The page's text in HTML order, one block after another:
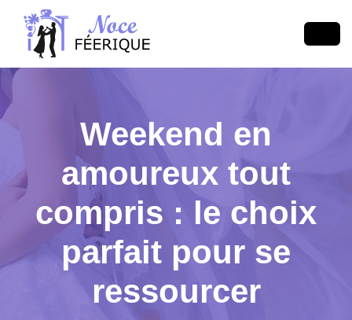
Weekend en
amoureux tout
compris : le choix
parfait pour se
ressourcer